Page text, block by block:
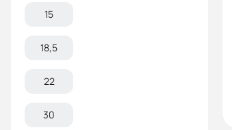
15
18,5
22
30